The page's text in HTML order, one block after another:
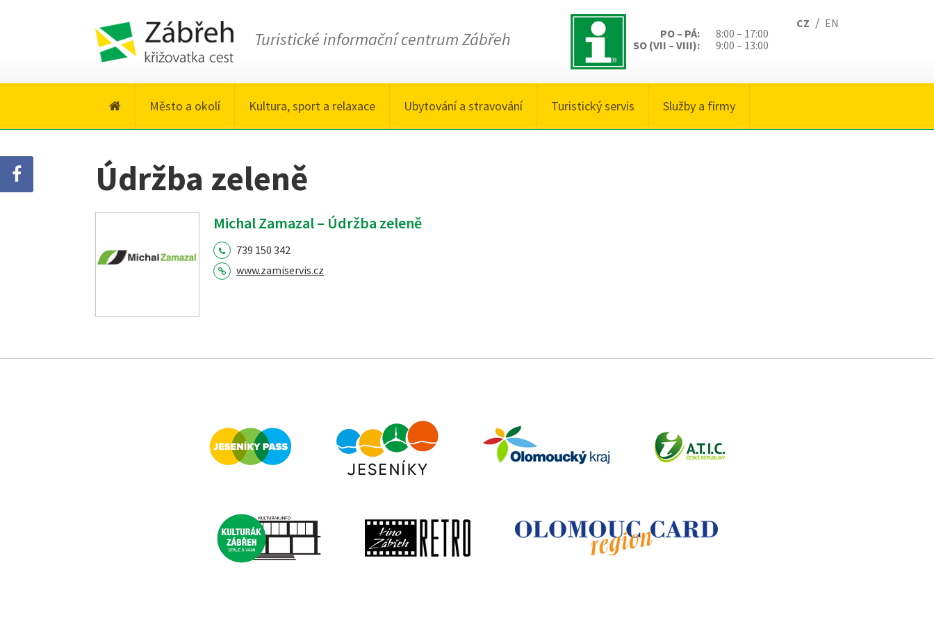
Turistické informační centrum Zábřeh
CZ / EN
PO – PÁ:
8:00 – 17:00
SO (VII – VIII):
9:00 – 13:00
Město a okolí Kultura, sport a relaxace Ubytování a stravování Turistický servis Služby a firmy
Údržba zeleně
Michal Zamazal – Údržba zeleně
739 150 342
www.zamiservis.cz